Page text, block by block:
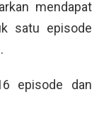
mendapat
satu episode
episode dan